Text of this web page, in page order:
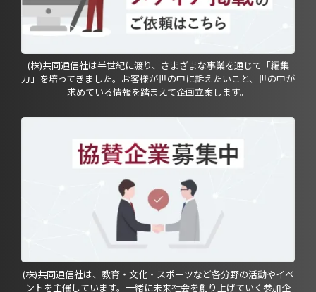
(株)共同通信社は半世紀に渡り、さまざまな事業を通じて「編集
力」を培ってきました。お客様が世の中に訴えたいこと、世の中が
求めている情報を踏まえて企画立案します。
(株)共同通信社は、教育・文化・スポーツなど各分野の活動やイベ
ントを主催しています。一緒に未来社会を創り上げていく参加企